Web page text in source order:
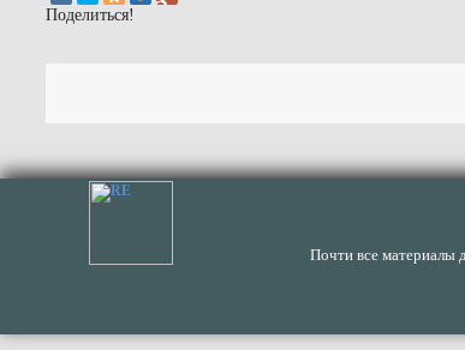
Поделиться!
Почти все материалы